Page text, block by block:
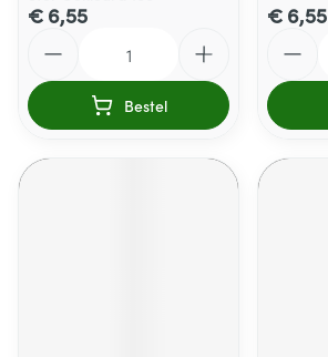
€ 6,55
Bestel
€ 6,55